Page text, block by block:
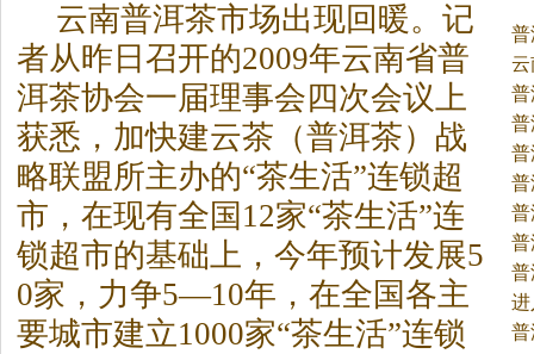
蜜
莫
茶
云南普洱茶市场出现回暖。 记
者从昨日召开的2009年云南省普
洱茶协会一届理事会四次会议上
获悉，加快建云茶 （普洱茶）战
略联盟所主办的“茶生活”连锁超
市，在现有全国12家“茶生活”连
锁超市的基础上，今年预计发展5
0家，力争5—10年，在全国各主
要城市建立1000家“茶生活”连锁